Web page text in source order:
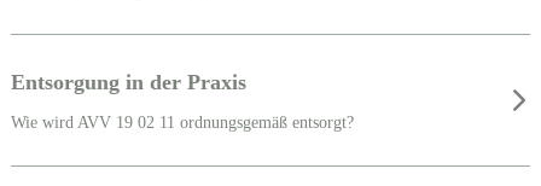
Entsorgung in der Praxis
Wie wird AVV 19 02 11 ordnungsgemäß entsorgt?